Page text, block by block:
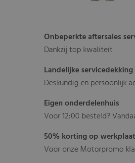
Onbeperkte aftersales
Dankzij top kwaliteit
Landelijke servicedekking
Deskundig en persoonlijk
Eigen onderdelenhuis
Voor 12:00 besteld?
50% korting op
Voor onze Motorpromo